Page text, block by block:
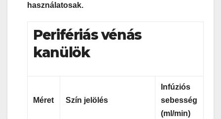
használatosak.
Perifériás vénás
kanülök
Méret Szín jelölés
Infúziós
sebesség
(ml/min)